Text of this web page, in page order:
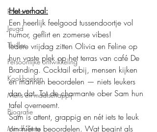
Roman
Jeugd
Thriller
Persoonlijke ontwikkeling
Kookboeken
Mens en maatschappij
Biografie
Mindfulness
Het verhaal:
Een heerlijk feelgood tussendoortje vol
humor, geflirt en zomerse vibes!
Iedere vrijdag zitten Olivia en Feline op
hun vaste plek op het terras van café De
Branding. Cocktail erbij, mensen kijken
en mannen beoordelen — niets leukers
dan dat. Tot de charmante ober Sam hun
tafel overneemt.
Sam is attent, grappig en nét iets te leuk
om níét te beoordelen. Wat begint als